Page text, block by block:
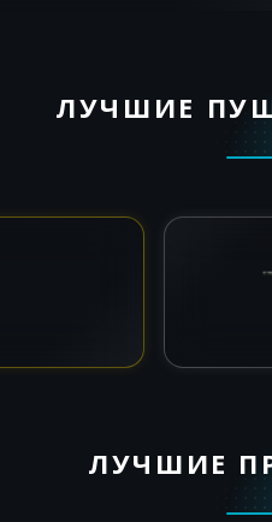
ЛУЧШИЕ
ЛУЧШИЕ